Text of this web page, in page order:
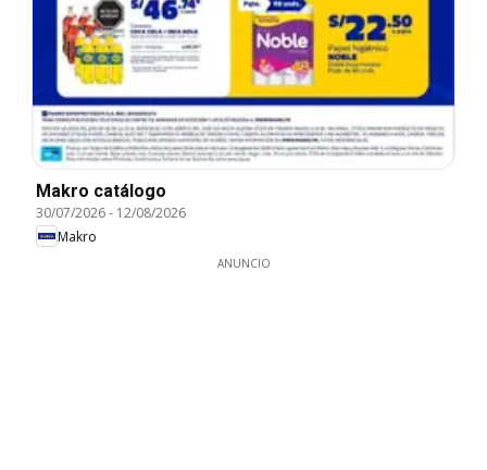
Makro catálogo
30/07/2026- 12/08/2026
Makro
ANUNCIO